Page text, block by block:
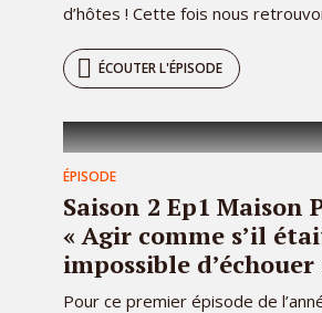
d’hôtes ! Cette fois nous
ÉCOUTER L'ÉPISODE
ÉPISODE
Saison 2 Ep1 Maison
« Agir comme s’il
impossible d’échouer
Pour ce premier épisode de